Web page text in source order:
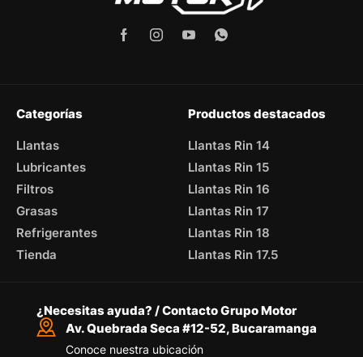
Categorías
Llantas
Lubricantes
Filtros
Grasas
Refrigerantes
Tienda
Productos destacados
Llantas Rin 14
Llantas Rin 15
Llantas Rin 16
Llantas Rin 17
Llantas Rin 18
Llantas Rin 17.5
¿Necesitas ayuda? / Contacto Grupo Motor
Av. Quebrada Seca #12-52, Bucaramanga
Conoce nuestra ubicación